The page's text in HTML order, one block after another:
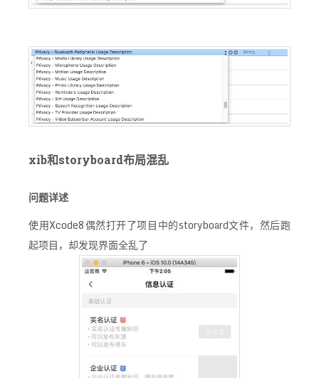
xib和storyboard布局混乱
问题详述
使用Xcode8偶然打开了项目中的storyboard文件，然后跑
起项目，却发现界面全乱了